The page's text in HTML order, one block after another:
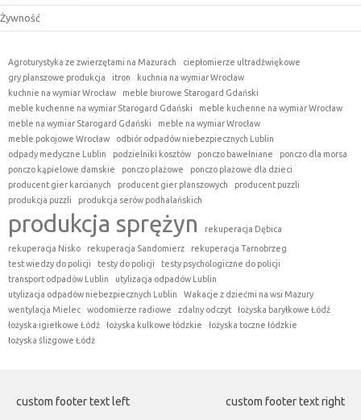
Żywność
Agroturystyka ze zwierzętami na Mazurach
ciepłomierze ultradźwiękowe
gry planszowe produkcja
itron
kuchnia na wymiar Wrocław
kuchnie na wymiar Wrocław
meble biurowe Starogard Gdański
meble kuchenne na wymiar Starogard Gdański
meble kuchenne na wymiar Wrocław
meble na wymiar Starogard Gdański
meble na wymiar Wrocław
meble pokojowe Wrocław
odbiór odpadów niebezpiecznych Lublin
odpady medyczne Lublin
podzielniki kosztów ponczo bawełniane
ponczo dla morsa
ponczo kąpielowe damskie
ponczo plażowe
ponczo plażowe dla dzieci
producent gier karcianych
producent gier planszowych
producent puzzli
produkcja puzzli
produkcja serów podhalańskich
produkcja sprężyn
rekuperacja Dębica
rekuperacja Nisko
rekuperacja Sandomierz
rekuperacja Tarnobrzeg
test wiedzy do policji
testy do policji
testy psychologiczne do policji
transport odpadów Lublin
utylizacja odpadów Lublin
utylizacja odpadów niebezpiecznych Lublin
Wakacje z dziećmi na wsi Mazury
wentylacja Mielec
wodomierze radiowe zdalny odczyt
łożyska baryłkowe Łódź
łożyska igiełkowe Łódź
łożyska kulkowe łódzkie
łożyska toczne łódzkie
łożyska ślizgowe Łódź
custom footer text left custom footer text right